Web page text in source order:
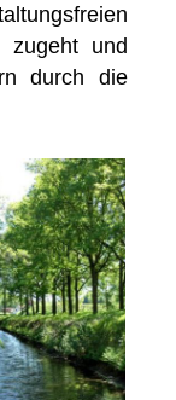
zugeht und
durch die